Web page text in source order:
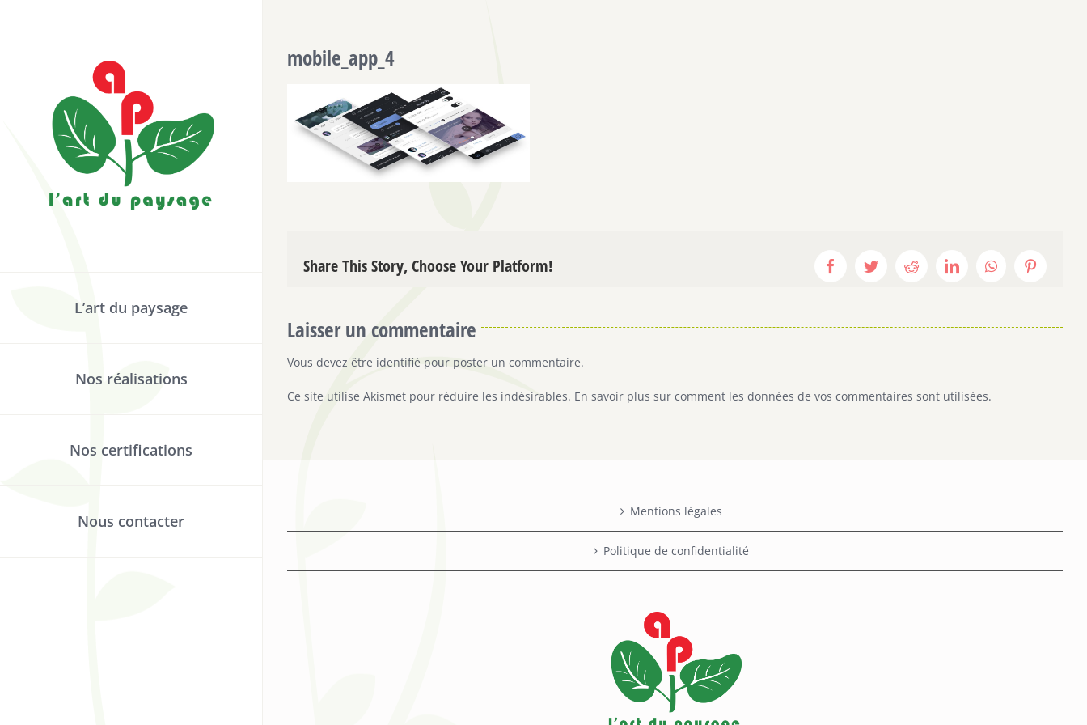
L’art du paysage
Nos réalisations
Nos certifications
Nous contacter
mobile_app_4
Share This Story, Choose Your Platform! FacebookTwitterRedditLinkedInWhatsAppPinterest
Laisser un commentaire
Vous devez être identifié pour poster un commentaire.
Ce site utilise Akismet pour réduire les indésirables. En savoir plus sur comment les données de vos commentaires sont utilisées.
Mentions légales
Politique de confidentialité